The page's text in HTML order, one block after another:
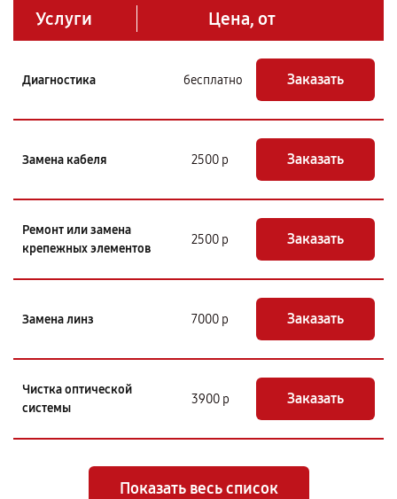
Услуги Цена, от
Диагностика бесплатно Заказать
Замена кабеля 2500 р Заказать
Ремонт или замена
крепежных элементов
2500 р Заказать
Замена линз 7000 р Заказать
Чистка оптической
системы
3900 р Заказать
Показать весь список